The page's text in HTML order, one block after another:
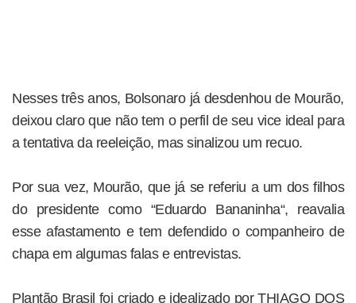
Nesses três anos, Bolsonaro já desdenhou de Mourão,
deixou claro que não tem o perfil de seu vice ideal para
a tentativa da reeleição, mas sinalizou um recuo.
Por sua vez, Mourão, que já se referiu a um dos filhos
do presidente como “Eduardo Bananinha“, reavalia
esse afastamento e tem defendido o companheiro de
chapa em algumas falas e entrevistas.
Plantão Brasil foi criado e idealizado por THIAGO DOS